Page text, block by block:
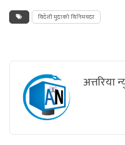
विदेशी मुद्राको विनिमयदर
अत्तरिया